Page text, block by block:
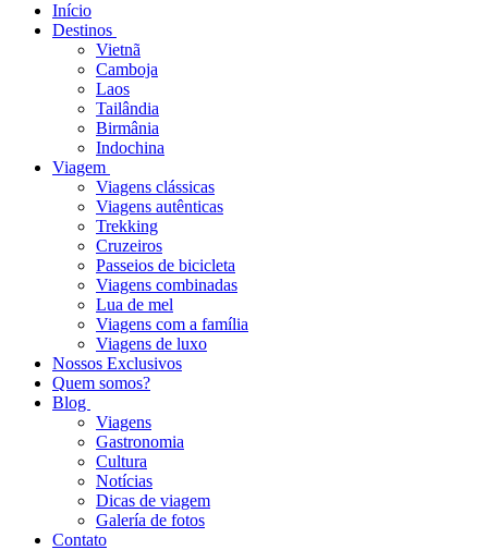
Início
Destinos
Vietnã
Camboja
Laos
Tailândia
Birmânia
Indochina
Viagem
Viagens clássicas
Viagens autênticas
Trekking
Cruzeiros
Passeios de bicicleta
Viagens combinadas
Lua de mel
Viagens com a família
Viagens de luxo
Nossos Exclusivos
Quem somos?
Blog
Viagens
Gastronomia
Cultura
Notícias
Dicas de viagem
Galería de fotos
Contato